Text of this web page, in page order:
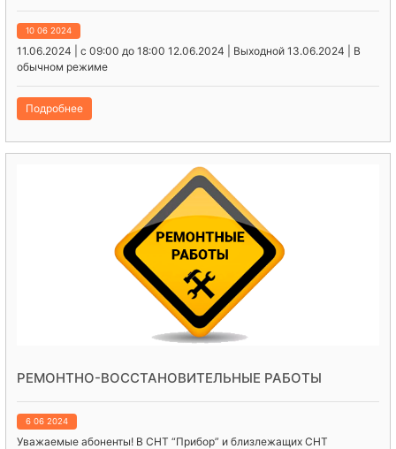
10 06 2024
11.06.2024 | с 09:00 до 18:00 12.06.2024 | Выходной 13.06.2024 | В
обычном режиме
Подробнее
РЕМОНТНО-ВОССТАНОВИТЕЛЬНЫЕ РАБОТЫ
6 06 2024
Уважаемые абоненты! В СНТ “Прибор” и близлежащих СНТ